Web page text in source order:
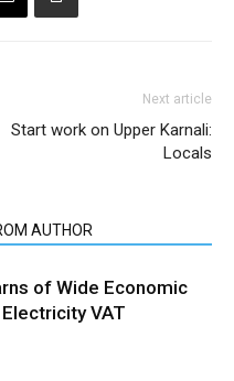
Next article
Start work on Upper Karnali:
Locals
AUTHOR
of Wide Economic
VAT